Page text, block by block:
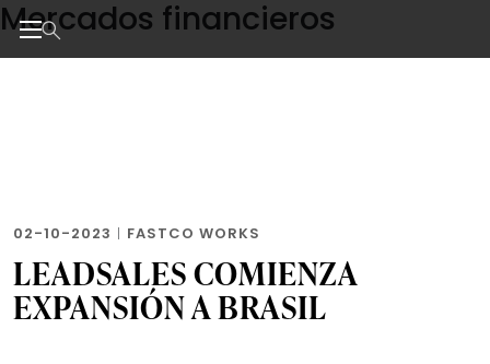
Skip
to
the
Mercados financieros
02-10-2023 | FASTCO WORKS
LEADSALES COMIENZA
EXPANSIÓN A BRASIL